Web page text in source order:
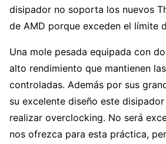
disipador no soporta los nuevos
de AMD porque exceden el límite
Una mole pesada equipada con
alto rendimiento que mantienen
controladas. Además por sus
su excelente diseño este
realizar overclocking. No será
nos ofrezca para esta práctica,